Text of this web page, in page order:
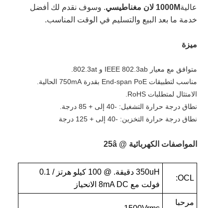
عالية1000M لان مغناطيسي
. وسوف نقدم لك أفضل
خدمة ما بعد البيع والتسليم في الوقت المناسب.
ميزة
متوافق مع معيار IEEE 802.3ab و 802.3at.
مناسب لتطبيقات End-span PoE بقدرة 750mA الحالية.
الامتثال لمتطلبات RoHS.
نطاق درجة حرارة التشغيل: -40 إلى + 85 درجة.
نطاق درجة حرارة التخزين: -40 إلى + 125 درجة
المواصفات الكهربائية @ 25â
OCL:
350uH دقيقة. @ 100 كيلو هرتز / 0.1
فولت مع 8mA DC الانحياز
مرحبا